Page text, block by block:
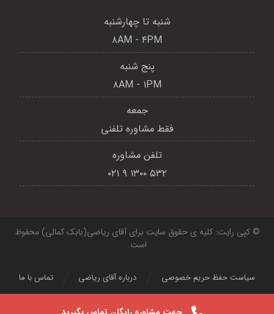
شنبه تا چهارشنبه
۸AM - ۴PM
پنج شنبه
۸AM - ۱PM
جمعه
فقط مشاوره تلفنی
تلفن مشاوره
۵۳۲ ۱۳۰۰ ۹ ۰۲۱
© کپی رایت: کلیه ی حقوق سایت برای آقای ریاضی(بابک کمالی) محفوظ
است.
تماس با ما درباره آقای ریاضی سیاست حفظ حریم خصوصی